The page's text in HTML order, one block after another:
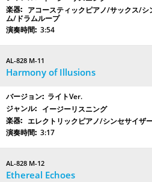
アコースティックピアノ/サックス/
ム/ドラムループ
3:54
AL-828 M-11
Harmony of Illusions
ライトVer.
イージーリスニング
エレクトリックピアノ/シンセサイザ
3:17
AL-828 M-12
Ethereal Echoes